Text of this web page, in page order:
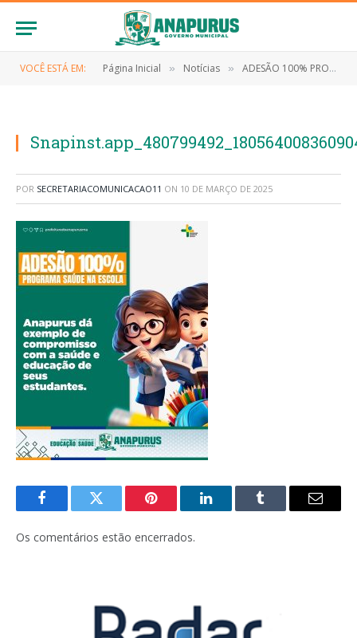
VOCÊ ESTÁ EM: Página Inicial » Notícias » ADESÃO 100% PROGRAMA SAÚDE NA ESCOLA
POR SECRETARIACOMUNICACAO11 ON 10 DE MARÇO DE 2025
FacebookTwitter Pinterest LinkedInTumblr
E-
Os comentários estão encerrados.